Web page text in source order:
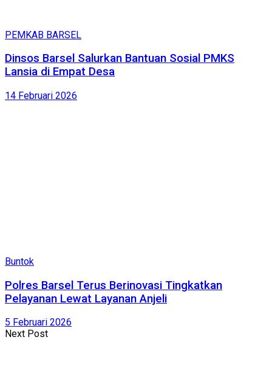
PEMKAB BARSEL
Dinsos Barsel Salurkan Bantuan Sosial PMKS
Lansia di Empat Desa
14 Februari 2026
Buntok
Polres Barsel Terus Berinovasi Tingkatkan
Pelayanan Lewat Layanan Anjeli
5 Februari 2026
Next Post